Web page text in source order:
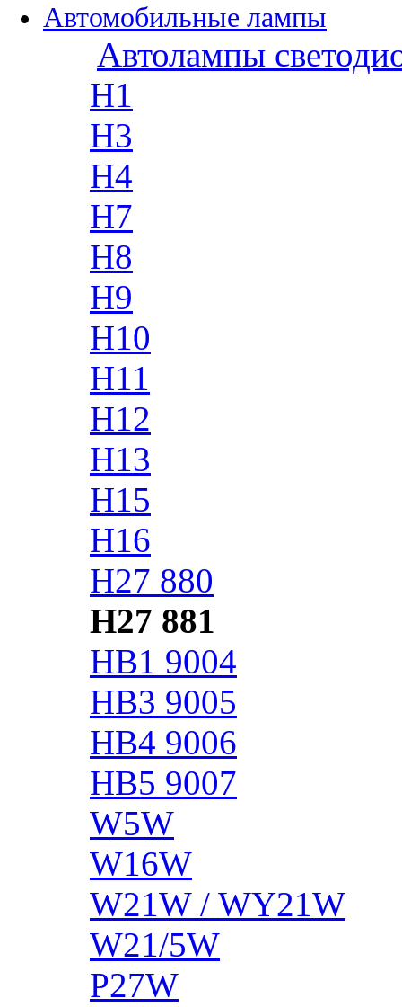
Автомобильные лампы
Автолампы
H1
H3
H4
H7
H8
H9
H10
H11
H12
H13
H15
H16
H27 880
H27 881
HB1 9004
HB3 9005
HB4 9006
HB5 9007
W5W
W16W
W21W / WY21W
W21/5W
P27W